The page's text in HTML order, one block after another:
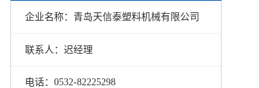
企业名称：青岛天信泰塑料机械有限公司
联系人：迟经理
电话：0532-82225298